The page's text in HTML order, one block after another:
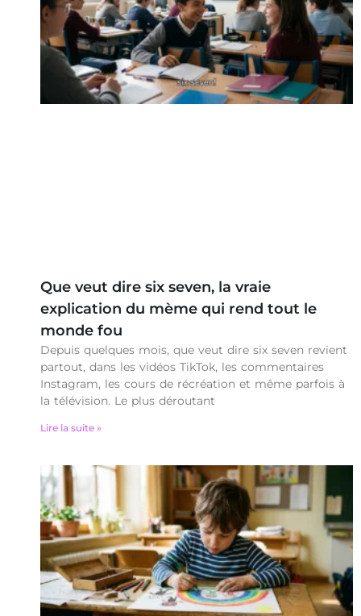
Que veut dire six seven, la vraie
explication du mème qui rend tout le
monde fou
Depuis quelques mois, que veut dire six seven revient
partout, dans les vidéos TikTok, les commentaires
Instagram, les cours de récréation et même parfois à
la télévision. Le plus déroutant
Lire la suite »